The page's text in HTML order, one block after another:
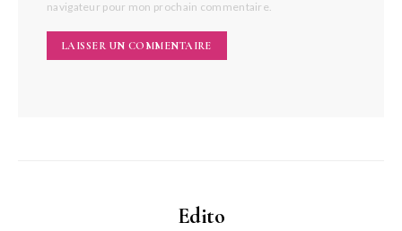
navigateur pour mon prochain commentaire.
Edito